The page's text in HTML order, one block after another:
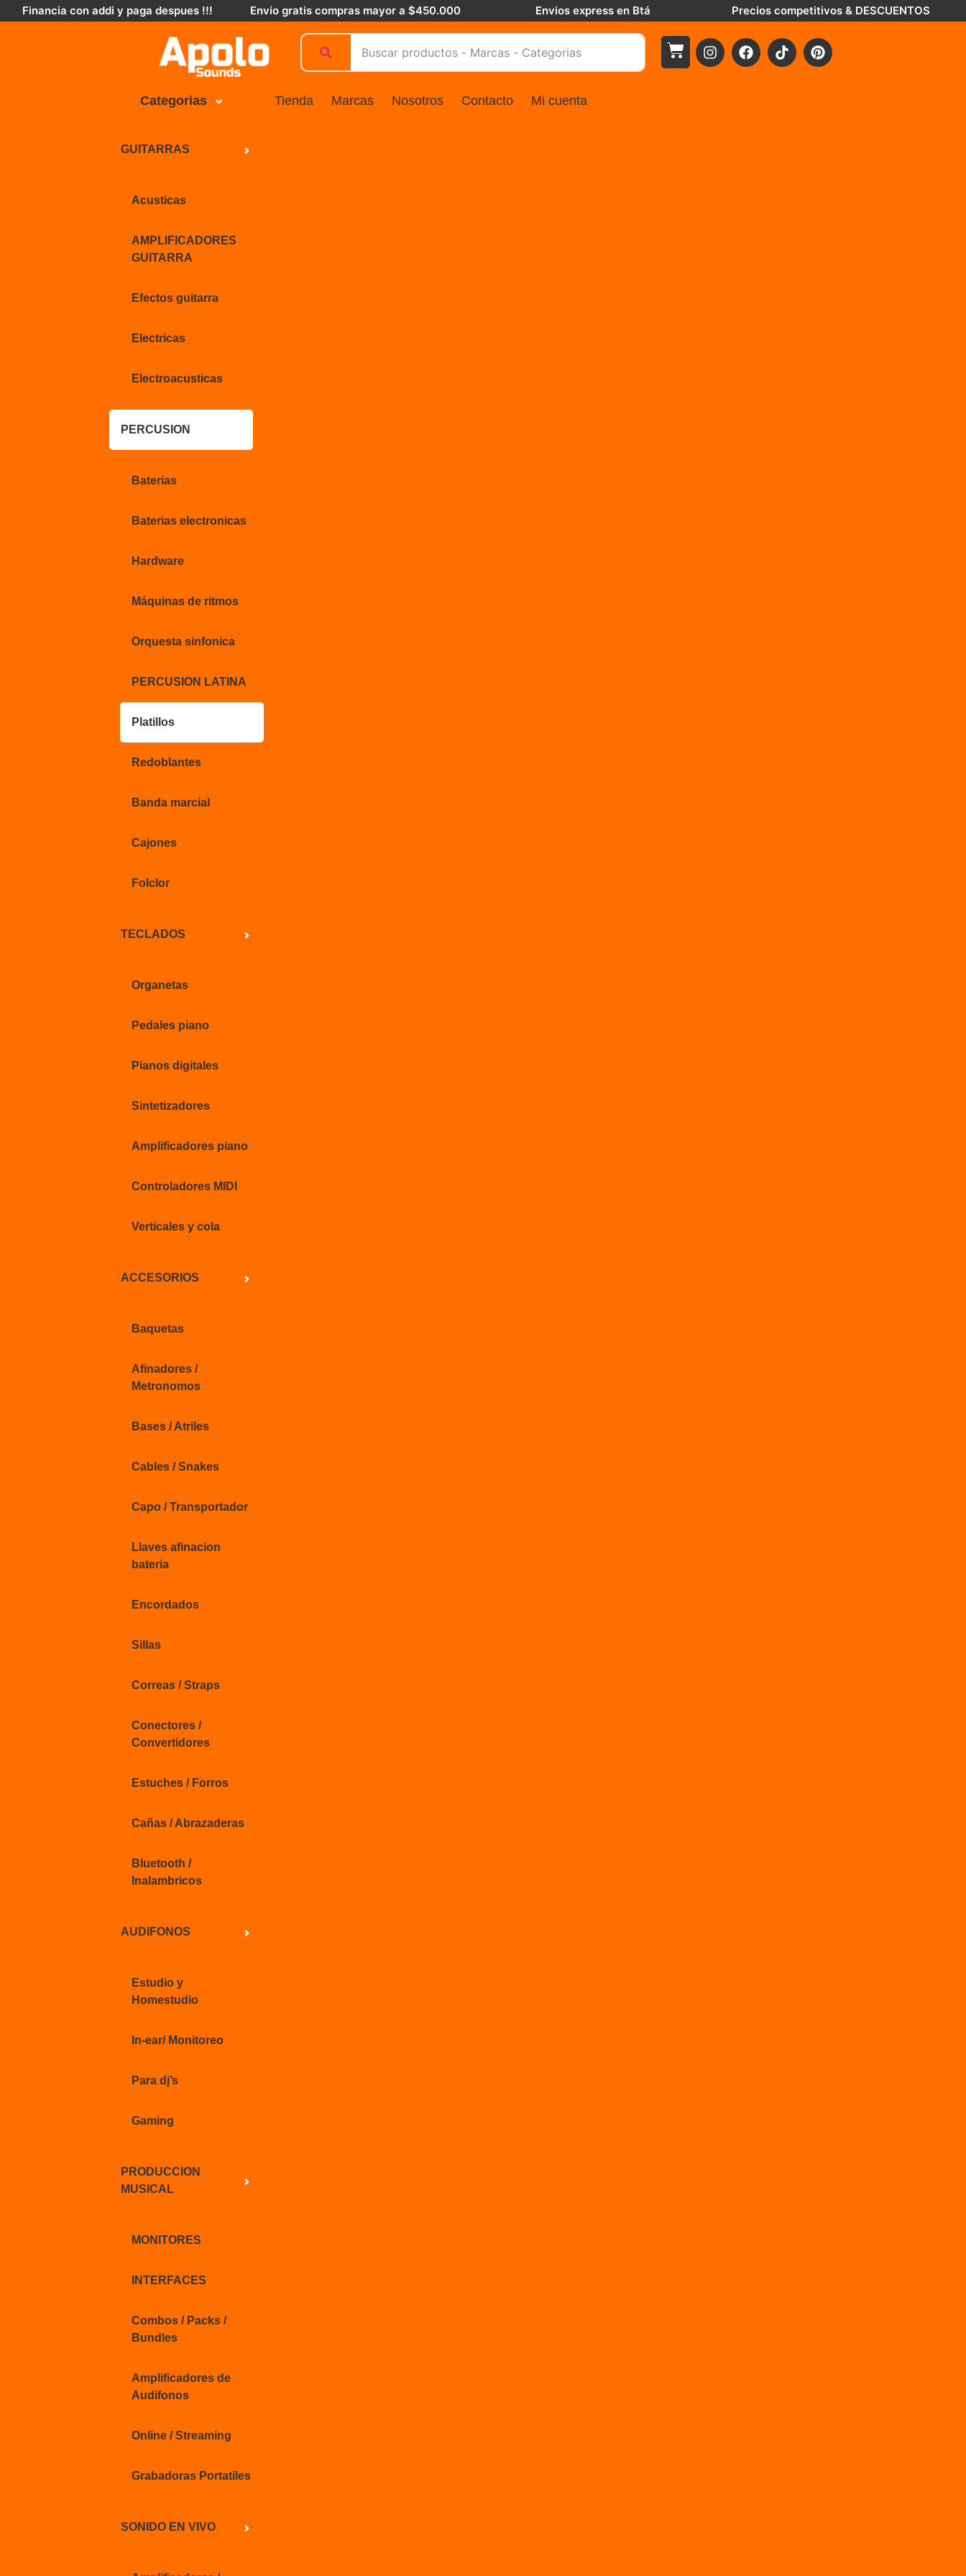
Financia con addi y paga despues !!! Envio gratis compras mayor a $450.000 Envios express en Btá Precios competitivos & DESCUENTOS
Categorias
GUITARRAS
Acusticas
AMPLIFICADORES
GUITARRA
Efectos guitarra
Electricas
Electroacusticas
PERCUSION
Baterias
Baterias electronicas
Hardware
Máquinas de ritmos
Orquesta sinfonica
PERCUSION LATINA
Platillos
Redoblantes
Banda marcial
Cajones
Folclor
TECLADOS
Organetas
Pedales piano
Pianos digitales
Sintetizadores
Amplificadores piano
Controladores MIDI
Verticales y cola
ACCESORIOS
Baquetas
Afinadores /
Metronomos
Bases / Atriles
Cables / Snakes
Capo / Transportador
Llaves afinacion
bateria
Encordados
Sillas
Correas / Straps
Conectores /
Convertidores
Estuches / Forros
Cañas / Abrazaderas
Bluetooth /
Inalambricos
AUDIFONOS
Estudio y
Homestudio
In-ear/ Monitoreo
Para dj’s
Gaming
PRODUCCION
MUSICAL
MONITORES
INTERFACES
Combos / Packs /
Bundles
Amplificadores de
Audifonos
Online / Streaming
Grabadoras Portatiles
SONIDO EN VIVO
Tienda Marcas Nosotros Contacto Mi cuenta